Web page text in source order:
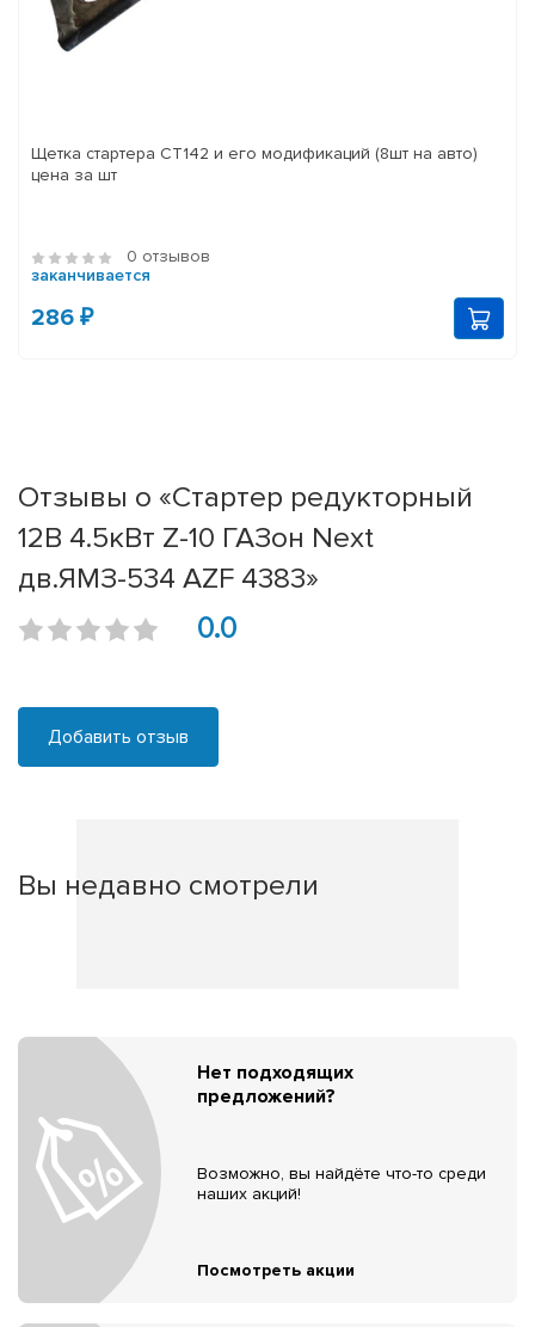
Щетка стартера СТ142 и его модификаций (8шт на авто)
цена за шт
0 отзывов
заканчивается
286 ₽
Отзывы о «Стартер редукторный
12В 4.5кВт Z-10 ГАЗон Next
дв.ЯМЗ-534 AZF 4383»
0.0
Добавить отзыв
Вы недавно смотрели
Нет подходящих
предложений?
Возможно, вы найдёте что-то среди
наших акций!
Посмотреть акции